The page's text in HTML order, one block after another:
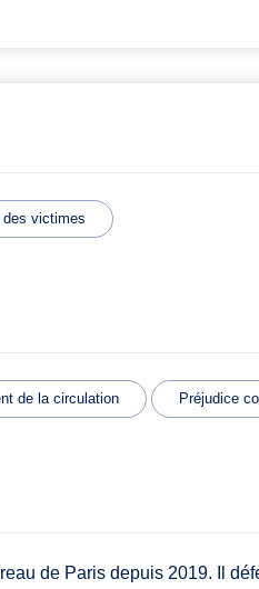
des victimes
de la circulation Préjudice
de Paris depuis 2019. Il